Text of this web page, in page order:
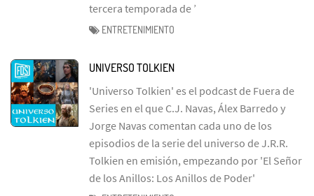
tercera temporada de ’
ENTRETENIMIENTO
UNIVERSO TOLKIEN
'Universo Tolkien' es el podcast de Fuera de
Series en el que C.J. Navas, Álex Barredo y
Jorge Navas comentan cada uno de los
episodios de la serie del universo de J.R.R.
Tolkien en emisión, empezando por 'El Señor
de los Anillos: Los Anillos de Poder'